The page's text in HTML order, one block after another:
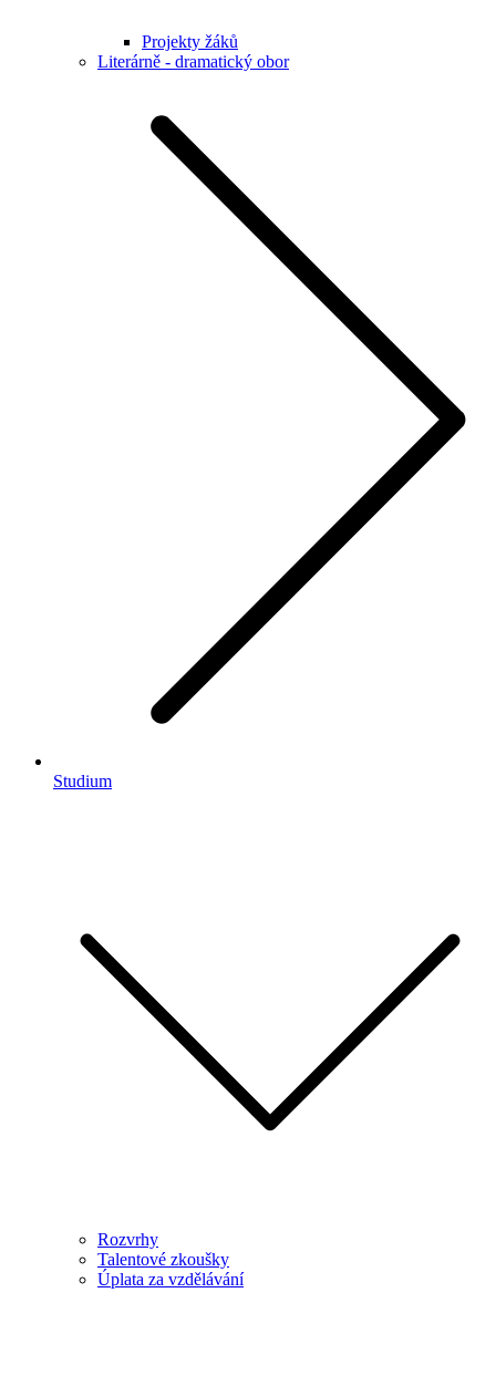
Projekty žáků
Literárně - dramatický obor
Studium
Rozvrhy
Talentové zkoušky
Úplata za vzdělávání